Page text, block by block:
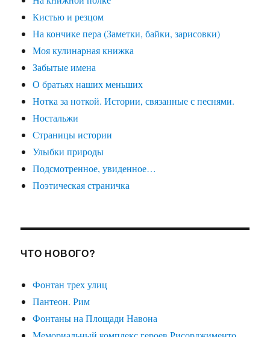
Кистью и резцом
На кончике пера (Заметки, байки, зарисовки)
Моя кулинарная книжка
Забытые имена
О братьях наших меньших
Нотка за ноткой. Истории, связанные с песнями.
Ностальжи
Страницы истории
Улыбки природы
Подсмотренное, увиденное…
Поэтическая страничка
ЧТО НОВОГО?
Фонтан трех улиц
Пантеон. Рим
Фонтаны на Площади Навона